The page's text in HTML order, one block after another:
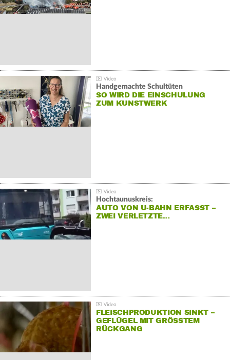
Handgemachte Schultüten
SO WIRD DIE EINSCHULUNG
ZUM KUNSTWERK
Hochtaunuskreis:
AUTO VON U-BAHN ERFASST –
ZWEI VERLETZTE…
FLEISCHPRODUKTION SINKT –
GEFLÜGEL MIT GRÖSSTEM R
ÜCKGANG